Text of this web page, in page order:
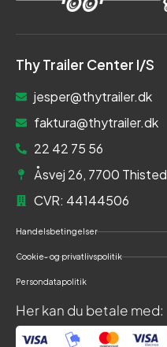
Thy Trailer Center I/S
jesper@thytrailer.dk
faktura@thytrailer.dk
22 42 75 56
Åsvej 26, 7700 Thisted
CVR: 44144506
Handelsbetingelser
Cookie- og privatlivspolitik
Persondatapolitik
Her kan du betale med: